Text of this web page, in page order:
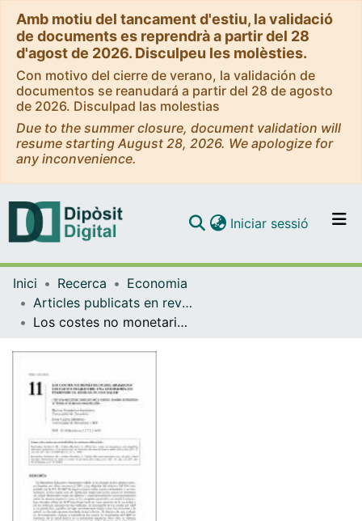
Amb motiu del tancament d'estiu, la validació
de documents es reprendrà a partir del 28
d'agost de 2026. Disculpeu les molèsties.
Con motivo del cierre de verano, la validación de
documentos se reanudará a partir del 28 de agosto
de 2026. Disculpad las molestias
Due to the summer closure, document validation will
resume starting August 28, 2026. We apologize for
any inconvenience.
Navega per tot el DD
Com publicar
Iniciar sessió (current)
Inici Recerca
Economia
Articles publicats en revistes (Economia)
Los costes no monetarios del abandono educativo prematuro: una estimación en términos de años de buena salud